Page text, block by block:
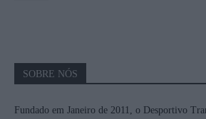
SOBRE NÓS
Fundado em Janeiro de 2011, o Desportivo